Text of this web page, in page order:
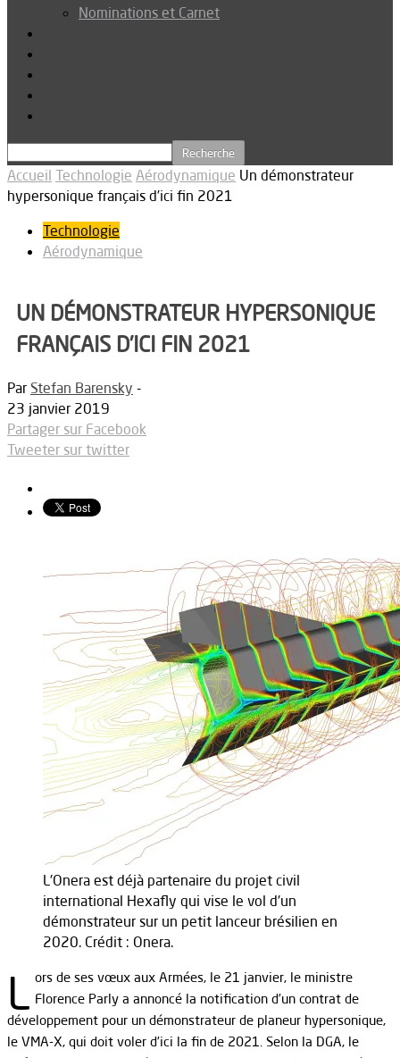
Nominations et Carnet
Accueil Technologie Aérodynamique Un démonstrateur
hypersonique français d’ici fin 2021
Technologie
Aérodynamique
UN DÉMONSTRATEUR HYPERSONIQUE
FRANÇAIS D’ICI FIN 2021
Par Stefan Barensky -
23 janvier 2019
Partager sur Facebook
Tweeter sur twitter
L'Onera est déjà partenaire du projet civil
international Hexafly qui vise le vol d'un
démonstrateur sur un petit lanceur brésilien en
2020. Crédit : Onera.
L ors de ses vœux aux Armées, le 21 janvier, le ministre
Florence Parly a annoncé la notification d’un contrat de
développement pour un démonstrateur de planeur hypersonique,
le VMA-X, qui doit voler d’ici la fin de 2021. Selon la DGA, le